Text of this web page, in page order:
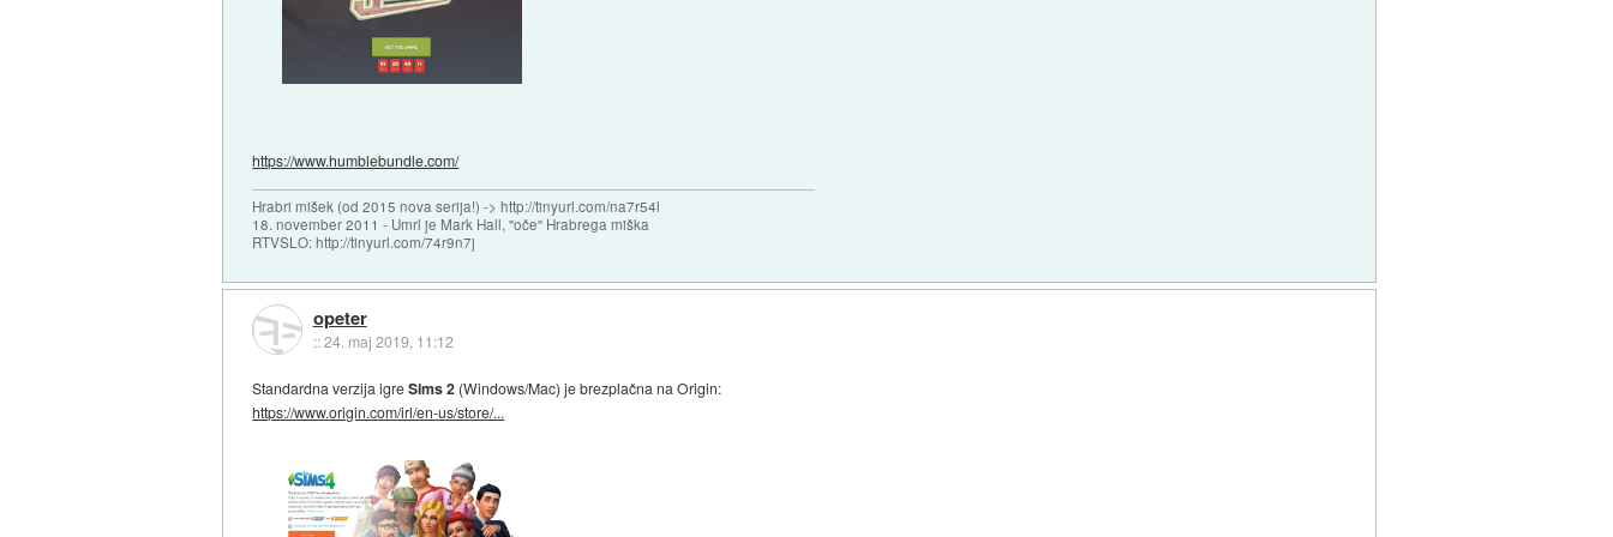
https://www.humblebundle.com/
Hrabri mišek (od 2015 nova serija!) -> http://tinyurl.com/na7r54l
18. november 2011 - Umrl je Mark Hall, "oče" Hrabrega miška
RTVSLO: http://tinyurl.com/74r9n7j
opeter
::24. maj 2019, 11:12
Standardna verzija igreSims 2 (Windows/Mac) je brezplačna na Origin:
https://www.origin.com/irl/en-us/store/...